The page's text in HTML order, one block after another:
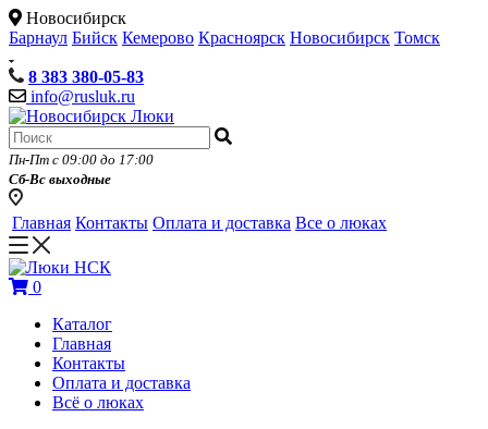
Новосибирск
Барнаул Бийск Кемерово Красноярск Новосибирск Томск
8 383 380-05-83
info@rusluk.ru
Пн-Пт с 09:00 до 17:00
Сб-Вс выходные
Главная Контакты Оплата и доставка Все о люках
0
Каталог
Главная
Контакты
Оплата и доставка
Всё о люках